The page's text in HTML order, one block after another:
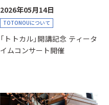
2026年05月14日
TOTONOUについて
「トトカル」開講記念 ティータ
イムコンサート開催